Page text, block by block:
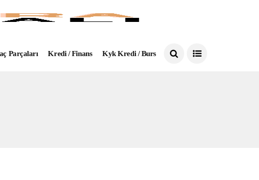
Parçaları Kredi / Finans Kyk Kredi / Burs